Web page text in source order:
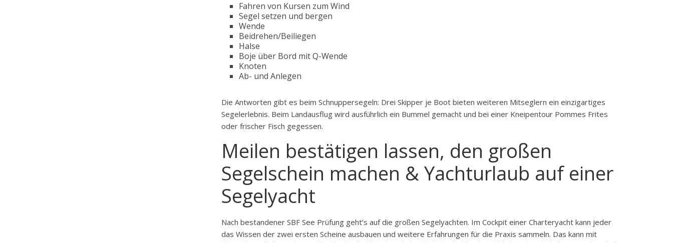
Fahren von Kursen zum Wind
Segel setzen und bergen
Wende
Beidrehen/Beiliegen
Halse
Boje über Bord mit Q-Wende
Knoten
Ab- und Anlegen
Die Antworten gibt es beim Schnuppersegeln: Drei Skipper je Boot bieten weiteren Mitseglern ein einzigartiges
Segelerlebnis. Beim Landausflug wird ausführlich ein Bummel gemacht und bei einer Kneipentour Pommes Frites
oder frischer Fisch gegessen.
Meilen bestätigen lassen, den großen
Segelschein machen & Yachturlaub auf einer
Segelyacht
Nach bestandener SBF See Prüfung geht’s auf die großen Segelyachten. Im Cockpit einer Charteryacht kann jeder
das Wissen der zwei ersten Scheine ausbauen und weitere Erfahrungen für die Praxis sammeln. Das kann mit